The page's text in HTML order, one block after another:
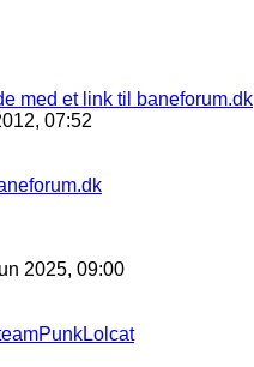
med et link til baneforum.dk
07:52
2025, 09:00